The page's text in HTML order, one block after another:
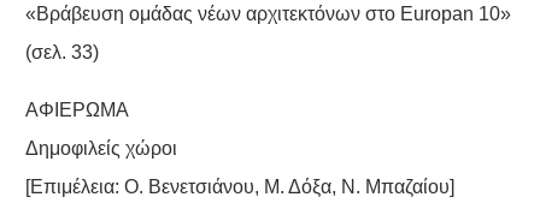
«Βράβευση ομάδας νέων αρχιτεκτόνων στο Europan 10»
(σελ. 33)
ΑΦΙΕΡΩΜΑ
Δημοφιλείς χώροι
[Επιμέλεια: Ο. Βενετσιάνου, Μ. Δόξα, Ν. Μπαζαίου]